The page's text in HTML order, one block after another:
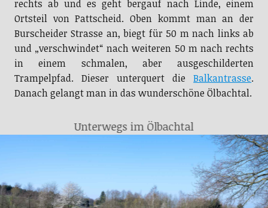
rechts ab und es geht bergauf nach Linde, einem
Ortsteil von Pattscheid. Oben kommt man an der
Burscheider Strasse an, biegt für 50 m nach links ab
und „verschwindet“ nach weiteren 50 m nach rechts
in einem schmalen, aber ausgeschilderten
Trampelpfad. Dieser unterquert dieBalkantrasse.
Danach gelangt man in das wunderschöne Ölbachtal.
Unterwegs im Ölbachtal